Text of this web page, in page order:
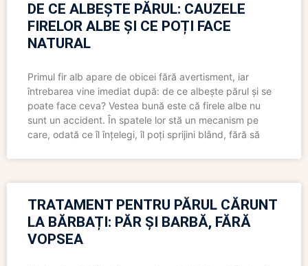
DE CE ALBEȘTE PĂRUL: CAUZELE
FIRELOR ALBE ȘI CE POȚI FACE
NATURAL
Primul fir alb apare de obicei fără avertisment, iar
întrebarea vine imediat după: de ce albește părul și se
poate face ceva? Vestea bună este că firele albe nu
sunt un accident. În spatele lor stă un mecanism pe
care, odată ce îl înțelegi, îl poți sprijini blând, fără să
TRATAMENT PENTRU PĂRUL CĂRUNT
LA BĂRBAȚI: PĂR ȘI BARBĂ, FĂRĂ
VOPSEA